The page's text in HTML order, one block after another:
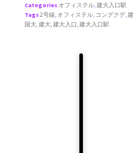
Categories オフィステル,建大入口駅
Tags2号線, オフィステル, コングクデ,建
国大,建大,建大入口,建大入口駅